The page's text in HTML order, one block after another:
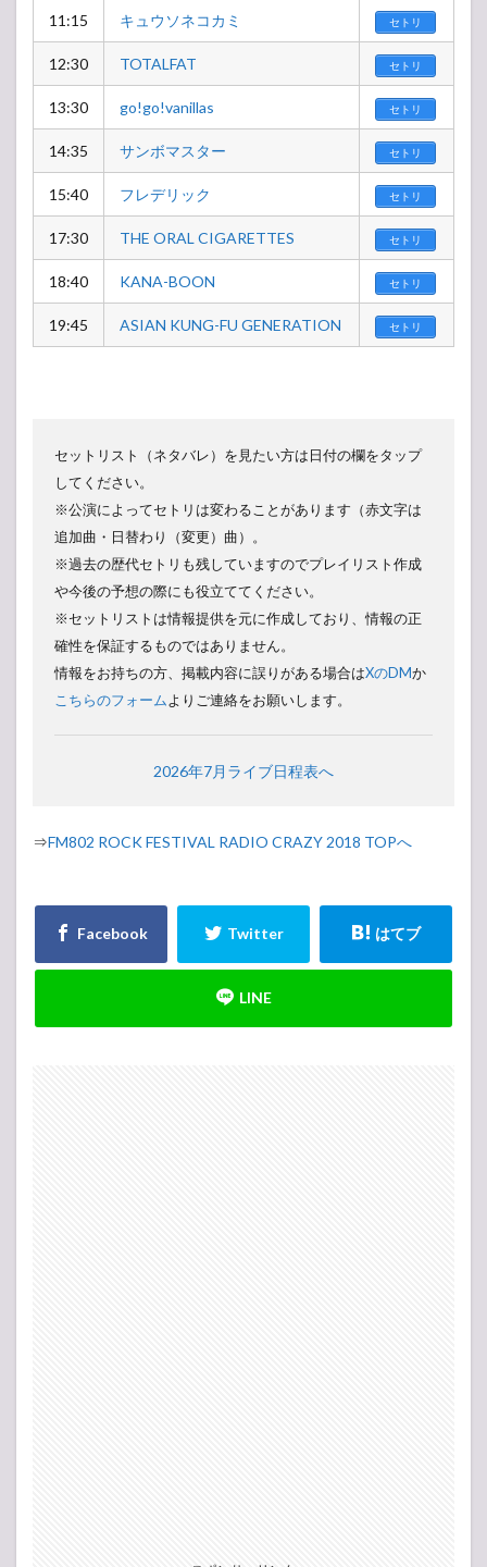
11:15 キュウソネコカミ セトリ
12:30 TOTALFAT セトリ
13:30 go!go!vanillas セトリ
14:35 サンボマスター セトリ
15:40 フレデリック セトリ
17:30 THE ORAL CIGARETTES セトリ
18:40 KANA-BOON セトリ
19:45 ASIAN KUNG-FU GENERATION セトリ
セットリスト（ネタバレ）を見たい方は日付の欄をタップ
してください。
※公演によってセトリは変わることがあります（赤文字は
追加曲・日替わり（変更）曲）。
※過去の歴代セトリも残していますのでプレイリスト作成
や今後の予想の際にも役立ててください。
※セットリストは情報提供を元に作成しており、情報の正
確性を保証するものではありません。
情報をお持ちの方、掲載内容に誤りがある場合はXのDMか
こちらのフォームよりご連絡をお願いします。
2026年7月ライブ日程表へ
⇒FM802 ROCK FESTIVAL RADIO CRAZY 2018 TOPへ